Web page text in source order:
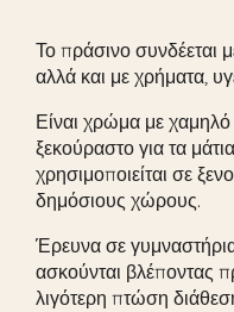
Το πράσινο συνδέεται
αλλά και με χρήματα,
Είναι χρώμα με
ξεκούραστο για τα
χρησιμοποιείται σε
δημόσιους χώρους.
Έρευνα σε
ασκούνται βλέποντας
λιγότερη πτώση